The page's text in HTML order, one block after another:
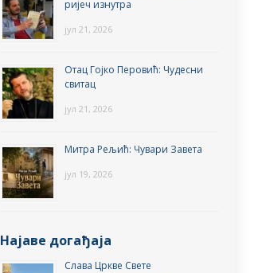
ријеч изнутра
јул 21, 2026
Отац Гојко Перовић: Чудесни
свитац
јул 21, 2026
Митра Рељић: Чувари Завета
јул 19, 2026
Најаве догађаја
Слава Цркве Свете